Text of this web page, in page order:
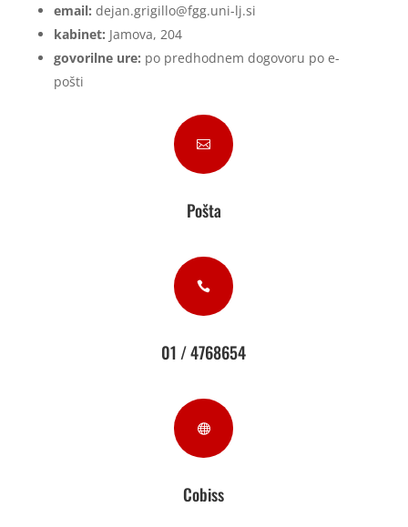
email: dejan.grigillo@fgg.uni-lj.si
kabinet: Jamova, 204
govorilne ure: po predhodnem dogovoru po e-
pošti

Pošta

01 / 4768654

Cobiss